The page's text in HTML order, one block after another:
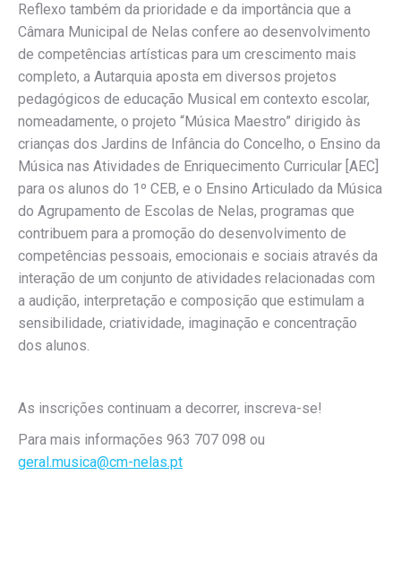
Reflexo também da prioridade e da importância que a
Câmara Municipal de Nelas confere ao desenvolvimento
de competências artísticas para um crescimento mais
completo, a Autarquia aposta em diversos projetos
pedagógicos de educação Musical em contexto escolar,
nomeadamente, o projeto “Música Maestro” dirigido às
crianças dos Jardins de Infância do Concelho, o Ensino da
Música nas Atividades de Enriquecimento Curricular [AEC]
para os alunos do 1º CEB, e o Ensino Articulado da Música
do Agrupamento de Escolas de Nelas, programas que
contribuem para a promoção do desenvolvimento de
competências pessoais, emocionais e sociais através da
interação de um conjunto de atividades relacionadas com
a audição, interpretação e composição que estimulam a
sensibilidade, criatividade, imaginação e concentração
dos alunos.
As inscrições continuam a decorrer, inscreva-se!
Para mais informações 963 707 098 ou
geral.musica@cm-nelas.pt